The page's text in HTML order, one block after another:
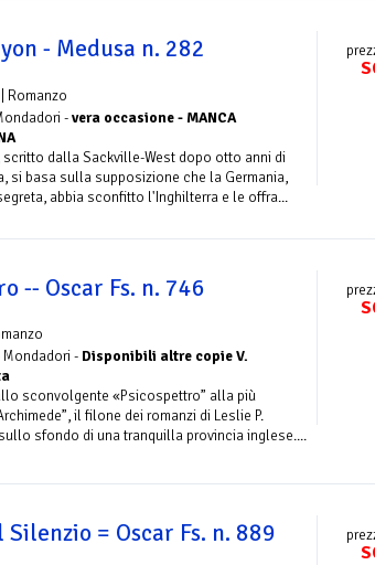
- Medusa n. 282
| Romanzo
-vera occasione - MANCA
scritto dalla Sackville-West dopo otto anni di
si basa sulla supposizione che la Germania,
abbia sconfitto l'Inghilterra e le offra...
-- Oscar Fs. n. 746
Mondadori - Disponibili altre copie V.
sconvolgente «Psicospettro” alla più
il filone dei romanzi di Leslie P.
sfondo di una tranquilla provincia inglese....
Silenzio = Oscar Fs. n. 889